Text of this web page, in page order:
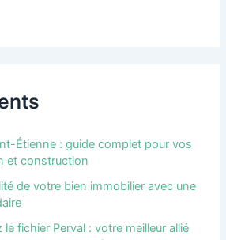
Étienne : guide complet pour vos
et construction
de votre bien immobilier avec une
fichier Perval : votre meilleur allié